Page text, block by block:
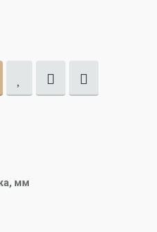
мм